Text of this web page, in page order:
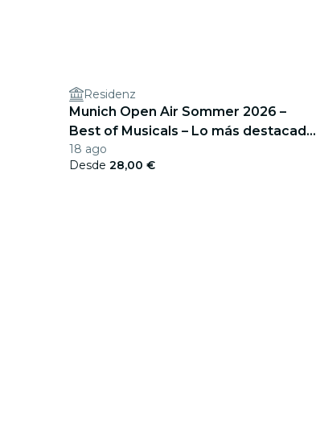
Residenz
Munich Open Air Sommer 2026 –
Best of Musicals – Lo más destacado
de más de 20 musicales
18 ago
Desde 28,00 €